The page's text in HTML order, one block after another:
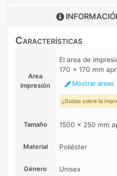
Características
Area
impresión
El area de
170 x 170 mm
Mostrar areas
¿Dudas sobre la
Tamaño 1500 x 250 mm
Material Poliéster
Género Unisex